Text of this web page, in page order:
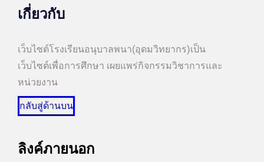
เกี่ยวกับ
เว็บไซต์โรงเรียนอนุบาลพนา(อุดมวิทยากร)เป็น
เว็บไซต์เพื่อการศึกษา เผยแพร่กิจกรรมวิชาการและ
หน่วยงาน
กลับสู่ด้านบน
ลิงค์ภายนอก